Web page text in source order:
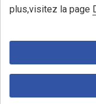
plus,visitez la page